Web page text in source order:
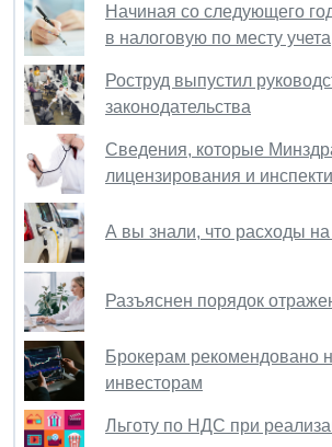
Начиная со следующего
в налоговую по месту учета
Роструд выпустил
законодательства
Сведения, которые
лицензирования и
А вы знали, что расходы
Разъяснен порядок
Брокерам рекомендовано
инвесторам
Льготу по НДС при